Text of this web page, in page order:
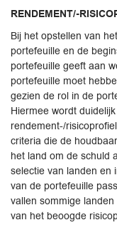
RENDEMENT/-
Bij het opstellen van
portefeuille en de
portefeuille geeft aan
portefeuille moet
gezien de rol in de
Hiermee wordt
rendement-/
criteria die de
het land om de schuld
selectie van landen en
van de portefeuille
vallen sommige
van het beoogde